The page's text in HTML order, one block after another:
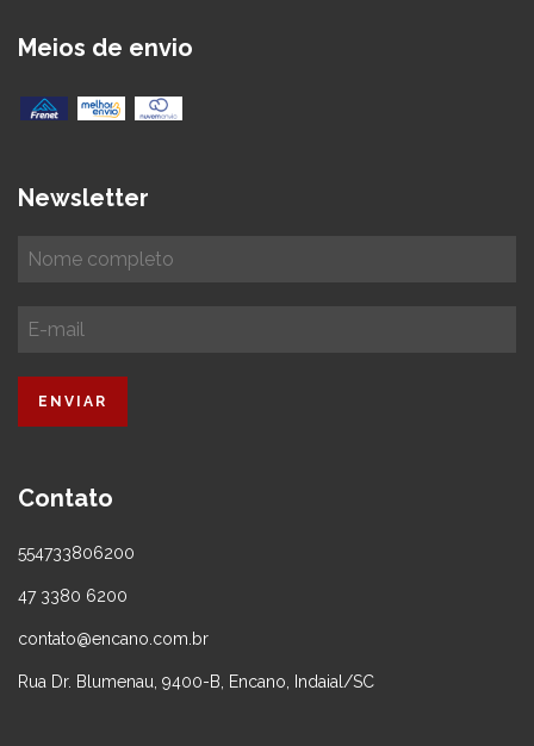
Meios de envio
Newsletter
Contato
554733806200
47 3380 6200
contato@encano.com.br
Rua Dr. Blumenau, 9400-B, Encano, Indaial/SC